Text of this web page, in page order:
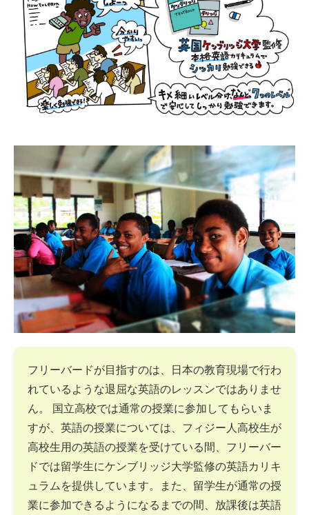
フリーバードが目指すのは、日本の教育現場で行わ
れているような退屈な英語のレッスンではありませ
ん。 国立高校では通常の授業に参加してもらいま
すが、英語の授業については、フィジー人高校生が
高校生用の英語の授業を受けている間、フリーバー
ドでは留学生にケンブリッジ大学監修の英語カリキ
ュラムを提供しています。また、留学生が通常の授
業に参加できるようになるまでの間、放課後は英語